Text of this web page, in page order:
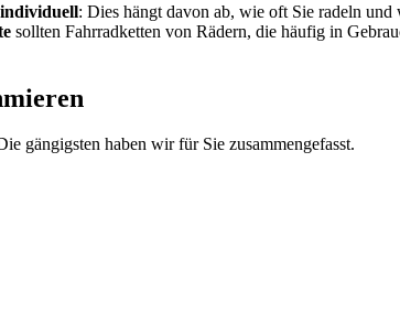
: Dies hängt davon ab, wie oft Sie radeln
sollten Fahrradketten von Rädern, die häufig in
gängigsten haben wir für Sie zusammengefasst.